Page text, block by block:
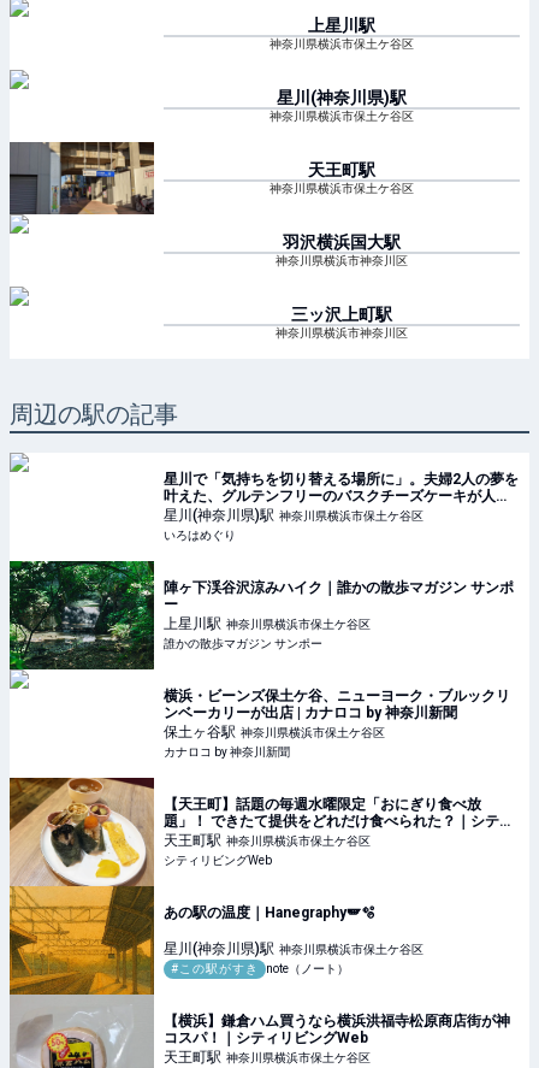
上星川 駅
神奈川県横浜市保土ケ谷区
星川(神奈川県)駅
神奈川県横浜市保土ケ谷区
天王町駅
神奈川県横浜市保土ケ谷区
羽沢横浜国大駅
神奈川県横浜市神奈川区
三ッ沢上町駅
神奈川県横浜市神奈川区
周辺の駅の記事
星川で「気持ちを切り替える場所に」。夫婦2人の夢を
叶えた、グルテンフリーのバスクチーズケーキが人気
の「メリハリベイク」 - いろはめぐり
星川(神奈川県)駅 神奈川県横浜市保土ケ谷区
いろはめぐり
陣ヶ下渓谷沢涼みハイク｜誰かの散歩マガジン サンポ
ー
上星川駅 神奈川県横浜市保土ケ谷区
誰かの散歩マガジン サンポー
横浜・ビーンズ保土ケ谷、ニューヨーク・ブルックリ
ンベーカリーが出店 | カナロコ by 神奈川新聞
保土ヶ谷駅 神奈川県横浜市保土ケ谷区
カナロコ by 神奈川新聞
【天王町】話題の毎週水曜限定「おにぎり食べ放
題」！ できたて提供をどれだけ食べられた？｜シティ
リビングWeb
天王町駅 神奈川県横浜市保土ケ谷区
シティリビングWeb
あの駅の温度｜Hanegraphy🪽🫧
星川(神奈川県)駅 神奈川県横浜市保土ケ谷区
#この駅がすき
note（ノート）
【横浜】鎌倉ハム買うなら横浜洪福寺松原商店街が神
コスパ！｜シティリビングWeb
天王町駅 神奈川県横浜市保土ケ谷区